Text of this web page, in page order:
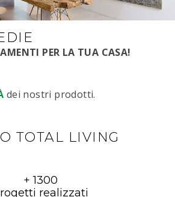
PER LA TUA CASA!
dei nostri prodotti.
TOTAL LIVING
+ 1300
realizzati